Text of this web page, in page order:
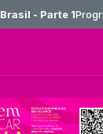
- Parte 1